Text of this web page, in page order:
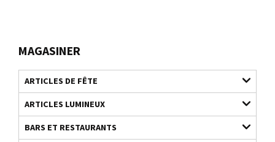
MAGASINER
ARTICLES DE FÊTE
ARTICLES LUMINEUX
BARS ET RESTAURANTS